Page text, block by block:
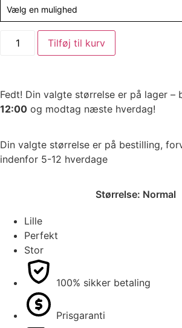
Vælg en mulighed
Tilføj til kurv
Fedt! Din valgte størrelse er på lager –
12:00 og modtag næste hverdag!
Din valgte størrelse er på bestilling,
indenfor 5-12 hverdage
Størrelse: Normal
Lille
Perfekt
Stor
100% sikker betaling
Prisgaranti